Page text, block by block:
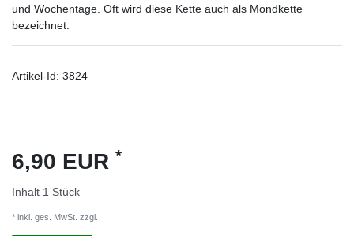
und Wochentage. Oft wird diese Kette auch als Mondkette
bezeichnet.
Artikel-Id: 3824
6,90 EUR *
Inhalt 1 Stück
* inkl. ges. MwSt. zzgl.